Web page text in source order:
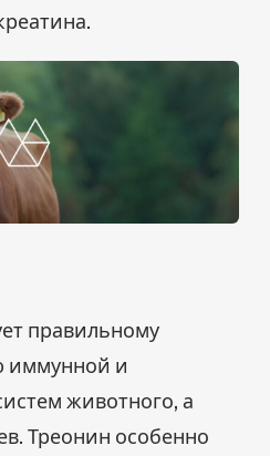
правильному
иммунной и
животного, а
Треонин особенно